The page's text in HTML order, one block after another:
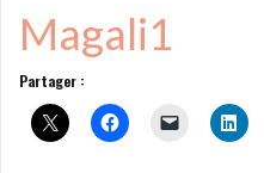
Magali1
Partager :